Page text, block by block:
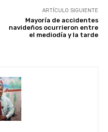
ARTÍCULO SIGUIENTE
Mayoría de accidentes
navideños ocurrieron entre
el mediodía y la tarde